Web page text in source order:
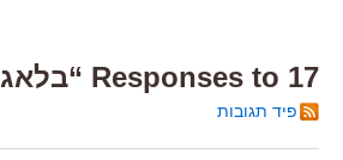
17 Responses to “בלאגן בקריביים”
פיד תגובות